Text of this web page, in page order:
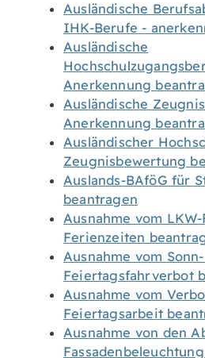
Ausländische
IHK-Berufe -
Ausländische
Anerkennung
Ausländische
Anerkennung
Ausländischer
Zeugnisbewertung
Auslands-BAföG für
beantragen
Ausnahme vom
Ferienzeiten
Ausnahme vom
Feiertagsfahrverbot
Ausnahme vom
Feiertagsarbeit
Ausnahme von den